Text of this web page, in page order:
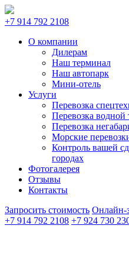
+7 914 792 2108
О компании
Дилерам
Наш терминал
Наш автопарк
Мини-отель
Услуги
Перевозка
Перевозка водной
Перевозка
Морские
Контроль вашей
городах
Фотогалерея
Отзывы
Контакты
Запросить стоимость Онлайн-
+7 914 792 2108 +7 924 730